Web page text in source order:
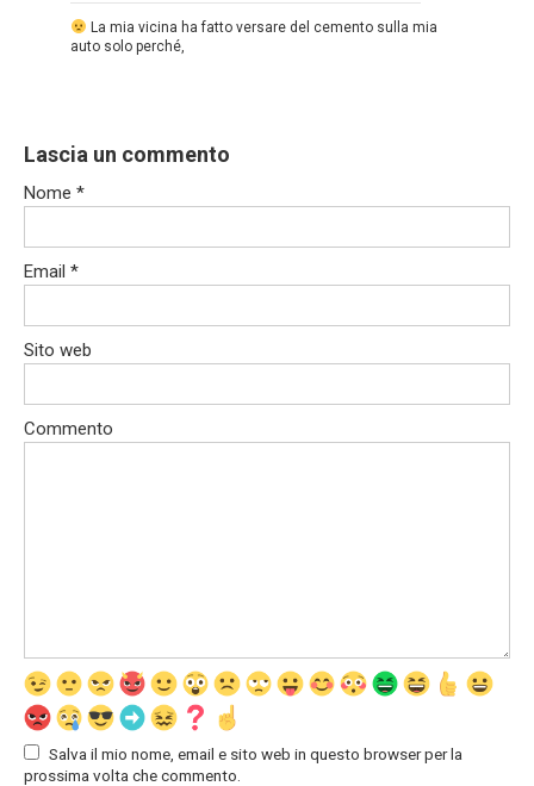
La mia vicina ha fatto versare del cemento sulla mia
auto solo perché,
Lascia un commento
Nome *
Email *
Sito web
Commento
Salva il mio nome, email e sito web in questo browser per la
prossima volta che commento.